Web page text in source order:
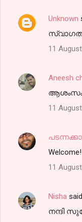
Unknown
11
Aneesh
11
11
Nisha said…
നന്ദി